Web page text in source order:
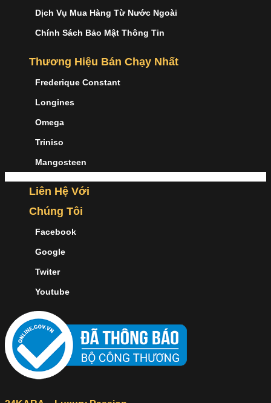
Dịch Vụ Mua Hàng Từ Nước Ngoài
Chính Sách Bảo Mật Thông Tin
Thương Hiệu Bán Chạy Nhất
Frederique Constant
Longines
Omega
Triniso
Mangosteen
Liên Hệ Với
Chúng Tôi
Facebook
Google
Twiter
Youtube